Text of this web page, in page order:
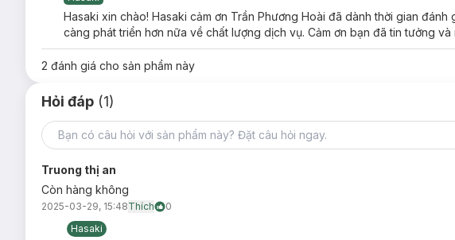
Gấp đôi sức mạnh chống lão hoá nhờ công thức bổ sung thành phần
palmitate.
Vitamin A - Retinyl palmitate: thúc đẩy quá trình phục hồi da, cải thiện tình
Hasaki xin chào! Hasaki cảm ơn Trần Phương Hoài đã dành thời gian
càng phát triển hơn nữa về chất lượng dịch vụ. Cảm ơn bạn đã tin tưởng và
2 đánh giá cho sản phẩm này
Hỏi đáp (1)
Truong thị an
Còn hàng không
2025-03-29, 15:48Thích
0
Hasaki